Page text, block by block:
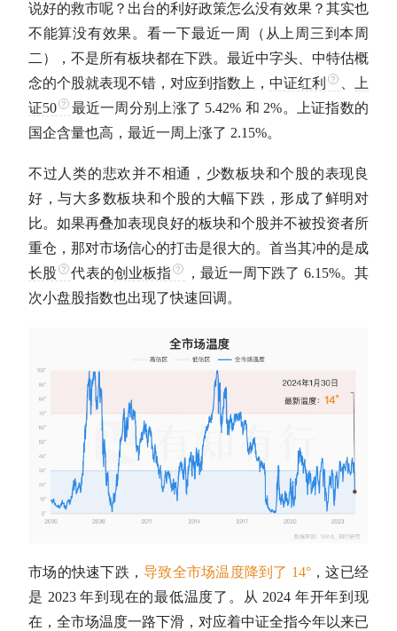
说好的救市呢？出台的利好政策怎么没有效果？其实也
不能算没有效果。看一下最近一周（从上周三到本周
二），不是所有板块都在下跌。最近中字头、中特估概
念的个股就表现不错，对应到指数上， 中证红利
上
证50
最近一周分别上涨了 5.42% 和 2%。上证指数的
国企含量也高，最近一周上涨了 2.15%。
不过人类的悲欢并不相通，少数板块和个股的表现良
好，与大多数板块和个股的大幅下跌，形成了鲜明对
比。如果再叠加表现良好的板块和个股并不被投资者所
重仓，那对市场信心的打击是很大的。首当其冲的是成
长股
代表的创业板指
，最近一周下跌了 6.15%。其
次小盘股指数也出现了快速回调。
市场的快速下跌，导致全市场温度降到了 14°，这已经
是 2023 年到现在的最低温度了。从 2024 年开年到现
在，全市场温度一路下滑，对应着中证全指今年以来已